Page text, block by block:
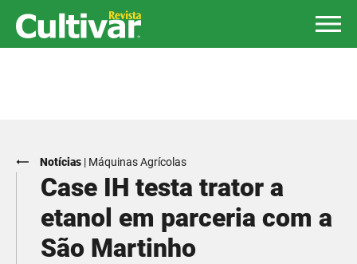
Notícias | Máquinas Agrícolas
Case IH testa trator a
etanol em parceria com a
São Martinho